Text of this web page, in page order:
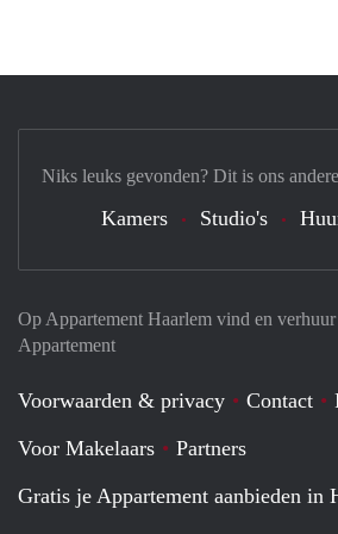
Op Appartement Haarlem vind en
Appartement
Voorwaarden & privacy Contact
Voor Makelaars
Partners
Gratis je Appartement aanbieden in
Niks leuks gevonden? Dit is ons
Kamers Studio's